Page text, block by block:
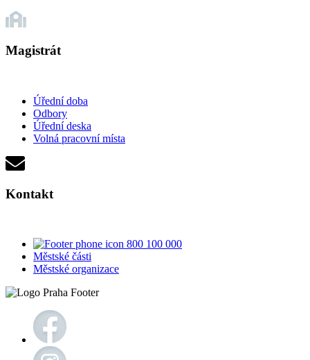
Magistrát
Úřední doba
Odbory
Úřední deska
Volná pracovní místa
Kontakt
800 100 000
Městské části
Městské organizace